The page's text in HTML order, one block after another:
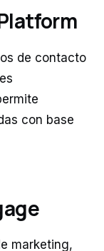
de contacto
con base
marketing,